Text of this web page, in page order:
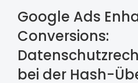
Google Ads
Conversions:
bei der Hash-